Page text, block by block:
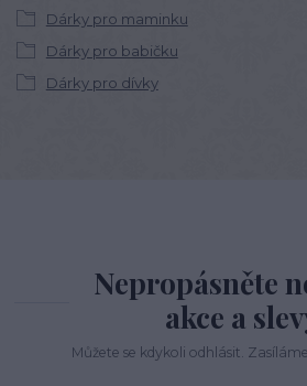
Dárky pro maminku
Dárky pro babičku
Dárky pro dívky
Nepropásněte
akce a
Můžete se kdykoli odhlásit.